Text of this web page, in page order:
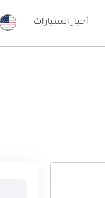
أخبار السيارات